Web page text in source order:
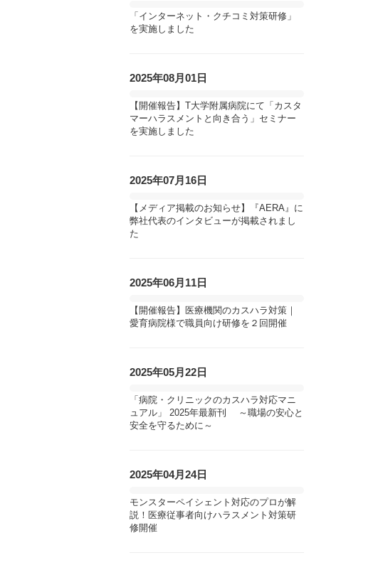
「インターネット・クチコミ対策研修」
を実施しました
2025年08月01日
【開催報告】T大学附属病院にて「カスタ
マーハラスメントと向き合う」セミナー
を実施しました
2025年07月16日
【メディア掲載のお知らせ】『AERA』に
弊社代表のインタビューが掲載されまし
た
2025年06月11日
【開催報告】医療機関のカスハラ対策｜
愛育病院様で職員向け研修を２回開催
2025年05月22日
「病院・クリニックのカスハラ対応マニ
ュアル」 2025年最新刊 ～職場の安心と
安全を守るために～
2025年04月24日
モンスターペイシェント対応のプロが解
説！医療従事者向けハラスメント対策研
修開催